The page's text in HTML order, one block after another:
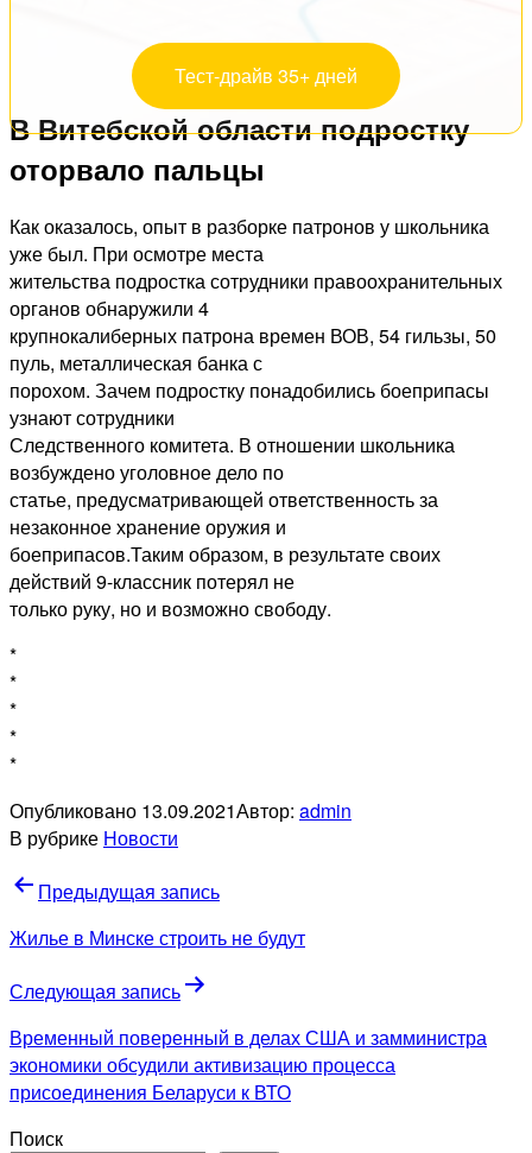
Тест-драйв 35+ дней
В Витебской области подростку
оторвало пальцы
Как оказалось, опыт в разборке патронов у школьника
уже был. При осмотре места
жительства подростка сотрудники правоохранительных
органов обнаружили 4
крупнокалиберных патрона времен ВОВ, 54 гильзы, 50
пуль, металлическая банка с
порохом. Зачем подростку понадобились боеприпасы
узнают сотрудники
Следственного комитета. В отношении школьника
возбуждено уголовное дело по
статье, предусматривающей ответственность за
незаконное хранение оружия и
боеприпасов.Таким образом, в результате своих
действий 9-классник потерял не
только руку, но и возможно свободу.
*
*
*
*
*
Опубликовано 13.09.2021Автор: admin
В рубрике Новости
Навигация
по
Предыдущая запись
Жилье в Минске строить не будут
Следующая запись
Временный поверенный в делах США и замминистра
экономики обсудили активизацию процесса
присоединения Беларуси к ВТО
Поиск